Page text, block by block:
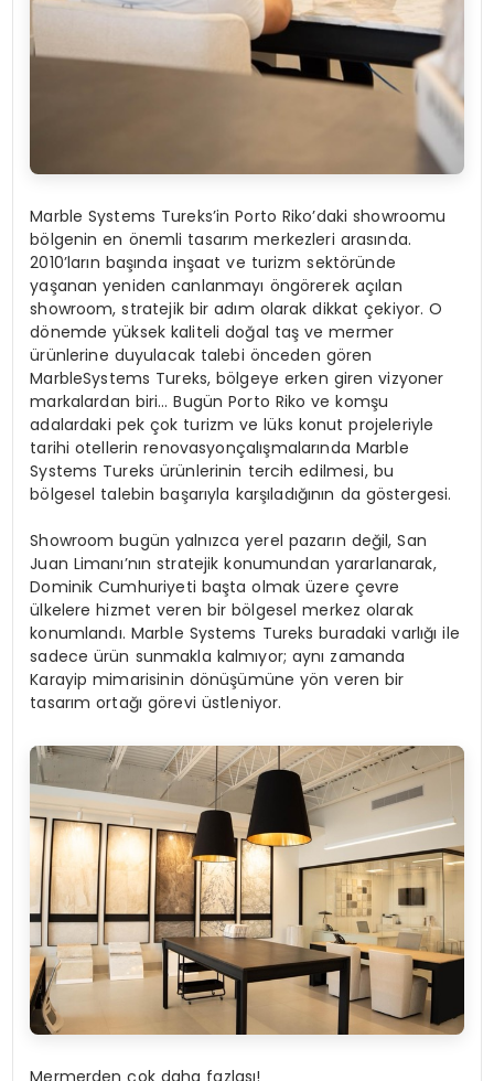
Marble Systems Tureks’in Porto Riko’daki showroomu
bölgenin en önemli tasarım merkezleri arasında.
2010’ların başında inşaat ve turizm sektöründe
yaşanan yeniden canlanmayı öngörerek açılan
showroom, stratejik bir adım olarak dikkat çekiyor. O
dönemde yüksek kaliteli doğal taş ve mermer
ürünlerine duyulacak talebi önceden gören
MarbleSystems Tureks, bölgeye erken giren vizyoner
markalardan biri… Bugün Porto Riko ve komşu
adalardaki pek çok turizm ve lüks konut projeleriyle
tarihi otellerin renovasyonçalışmalarında Marble
Systems Tureks ürünlerinin tercih edilmesi, bu
bölgesel talebin başarıyla karşıladığının da göstergesi.
Showroom bugün yalnızca yerel pazarın değil, San
Juan Limanı’nın stratejik konumundan yararlanarak,
Dominik Cumhuriyeti başta olmak üzere çevre
ülkelere hizmet veren bir bölgesel merkez olarak
konumlandı. Marble Systems Tureks buradaki varlığı ile
sadece ürün sunmakla kalmıyor; aynı zamanda
Karayip mimarisinin dönüşümüne yön veren bir
tasarım ortağı görevi üstleniyor.
Mermerden çok daha fazlası!